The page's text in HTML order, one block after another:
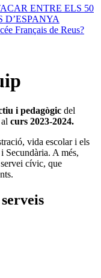
ENTRE ELS 50
D’ESPANYA
Français de Reus?
i pedagògic del
curs 2023-2024.
vida escolar i els
Secundària. A més,
cívic, que